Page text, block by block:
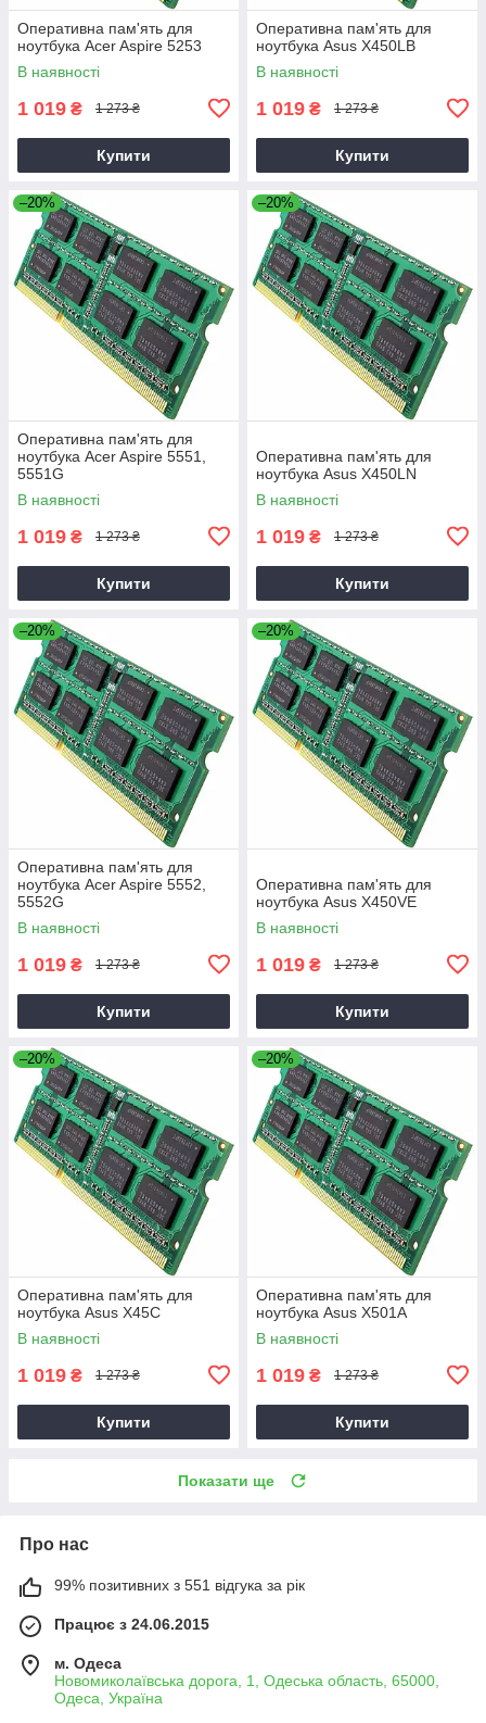
Оперативна пам'ять для
ноутбука Acer Aspire 5253
В наявності
1 019 ₴ 1 273 ₴
Купити
Оперативна пам'ять для
ноутбука Asus X450LB
В наявності
1 019 ₴ 1 273 ₴
Купити
–20%
Оперативна пам'ять для
ноутбука Acer Aspire 5551,
5551G
В наявності
1 019 ₴ 1 273 ₴
Купити
–20%
Оперативна пам'ять для
ноутбука Asus X450LN
В наявності
1 019 ₴ 1 273 ₴
Купити
–20%
Оперативна пам'ять для
ноутбука Acer Aspire 5552,
5552G
В наявності
1 019 ₴ 1 273 ₴
Купити
–20%
Оперативна пам'ять для
ноутбука Asus X450VE
В наявності
1 019 ₴ 1 273 ₴
Купити
–20%
Оперативна пам'ять для
ноутбука Asus X45C
В наявності
1 019 ₴ 1 273 ₴
Купити
–20%
Оперативна пам'ять для
ноутбука Asus X501A
В наявності
1 019 ₴ 1 273 ₴
Купити
Показати ще
Про нас
99% позитивних з 551 відгука за рік
Працює з 24.06.2015
м. Одеса
Новомиколаївська дорога, 1, Одеська область, 65000,
Одеса, Україна